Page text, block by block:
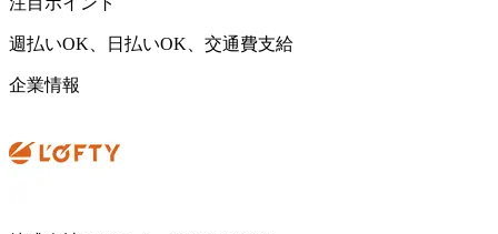
週払いOK、日払いOK、交通費支給
企業情報